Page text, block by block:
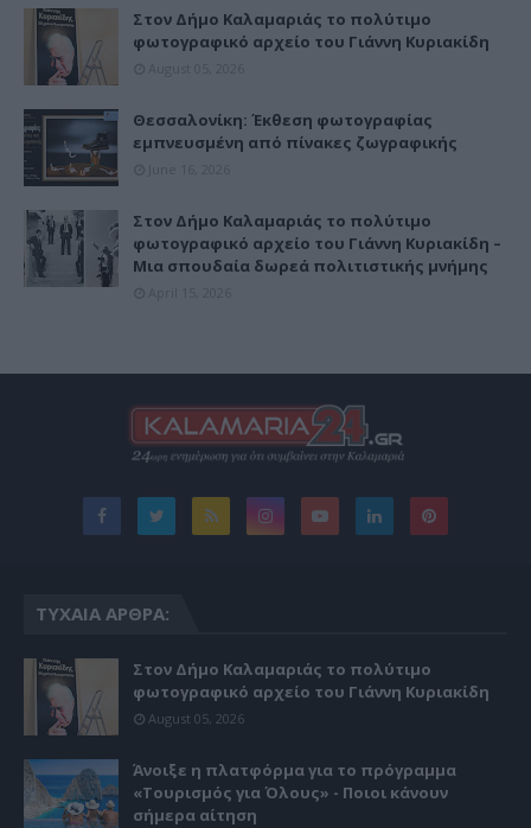
Στον Δήμο Καλαμαριάς το πολύτιμο
φωτογραφικό αρχείο του Γιάννη Κυριακίδη
Θεσσαλονίκη: Έκθεση φωτογραφίας
εμπνευσμένη από πίνακες ζωγραφικής
Στον Δήμο Καλαμαριάς το πολύτιμο
φωτογραφικό αρχείο του Γιάννη Κυριακίδη –
Μια σπουδαία δωρεά πολιτιστικής μνήμης
ΤΥΧΑΊΑ ΆΡΘΡΑ:
Στον Δήμο Καλαμαριάς το πολύτιμο
φωτογραφικό αρχείο του Γιάννη Κυριακίδη
August 05, 2026
Άνοιξε η πλατφόρμα για το πρόγραμμα
«Τουρισμός για Όλους» - Ποιοι κάνουν
σήμερα αίτηση